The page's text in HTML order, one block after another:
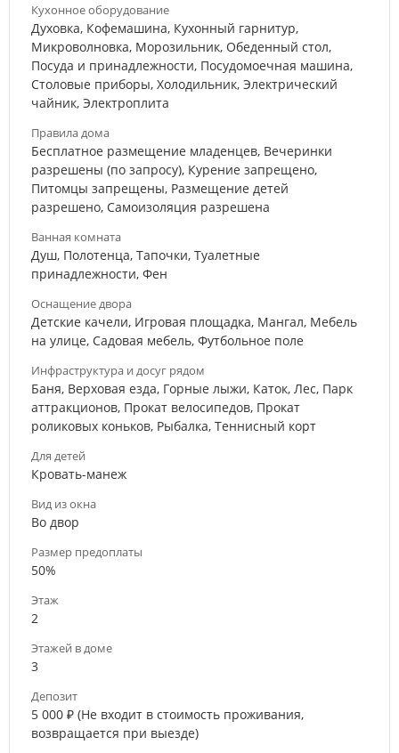
Кухонное оборудование
Духовка, Кофемашина, Кухонный гарнитур,
Микроволновка, Морозильник, Обеденный стол,
Посуда и принадлежности, Посудомоечная машина,
Столовые приборы, Холодильник, Электрический
чайник, Электроплита
Правила дома
Бесплатное размещение младенцев, Вечеринки
разрешены (по запросу), Курение запрещено,
Питомцы запрещены, Размещение детей
разрешено, Самоизоляция разрешена
Ванная комната
Душ, Полотенца, Тапочки, Туалетные
принадлежности, Фен
Оснащение двора
Детские качели, Игровая площадка, Мангал, Мебель
на улице, Садовая мебель, Футбольное поле
Инфраструктура и досуг рядом
Баня, Верховая езда, Горные лыжи, Каток, Лес, Парк
аттракционов, Прокат велосипедов, Прокат
роликовых коньков, Рыбалка, Теннисный корт
Для детей
Кровать-манеж
Вид из окна
Во двор
Размер предоплаты
50%
Этаж
2
Этажей в доме
3
Депозит
5 000 ₽ (Не входит в стоимость проживания,
возвращается при выезде)